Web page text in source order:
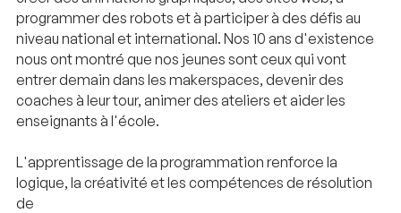
programmer des robots et à participer à des défis au
niveau national et international. Nos 10 ans d'existence
nous ont montré que nos jeunes sont ceux qui vont
entrer demain dans les makerspaces, devenir des
coaches à leur tour, animer des ateliers et aider les
enseignants à l'école.
L'apprentissage de la programmation renforce la
logique, la créativité et les compétences de résolution
de